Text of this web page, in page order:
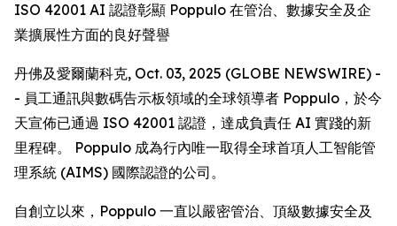
ISO 42001 AI 認證彰顯 Poppulo 在管治、數據安全及企
業擴展性方面的良好聲譽
丹佛及愛爾蘭科克, Oct. 03, 2025 (GLOBE NEWSWIRE) -
- 員工通訊與數碼告示板領域的全球領導者 Poppulo，於今
天宣佈已通過 ISO 42001 認證，達成負責任 AI 實踐的新
里程碑。 Poppulo 成為行內唯一取得全球首項人工智能管
理系統 (AIMS) 國際認證的公司。
自創立以來，Poppulo 一直以嚴密管治、頂級數據安全及